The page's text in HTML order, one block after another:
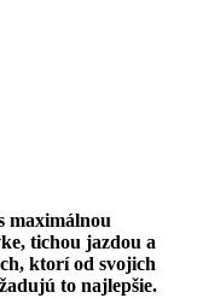
maximálnou
tichou jazdou a
ktorí od svojich
to najlepšie.